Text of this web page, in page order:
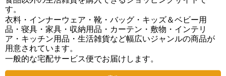
す。
衣料・インナーウェア・靴・バッグ・キッズ＆ベビー用
品・寝具・家具・収納用品・カーテン・敷物・インテリ
ア・キッチン用品・生活雑貨など幅広いジャンルの商品が
用意されています。
一般的な宅配サービス便でお届けします。